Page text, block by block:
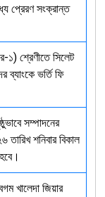
প্রেরণ সংক্রান্ত
১) শ্রেণীতে সিলেট
ব্যাংকে ভর্তি ফি
সম্পাদনের
শনিবার বিকাল
খালেদা জিয়ার